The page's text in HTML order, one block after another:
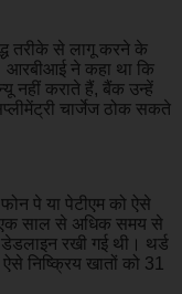
तरीके से लागू करने के
आरबीआई ने कहा था कि
नहीं कराते हैं, बैंक उन्हें
चार्जेज ठोक सकते
पे या पेटीएम को ऐसे
एक साल से अधिक समय से
रखी गई थी। थर्ड
ऐसे निष्क्रिय खातों को 31